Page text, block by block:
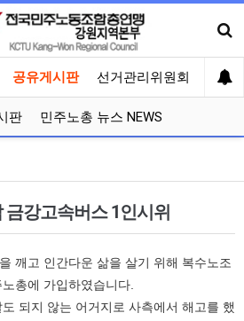
공유게시판 선거관리위원회
판 민주노총 뉴스 NEWS
강고속버스 1인시위
깨고 인간다운 삶을 살기 위해 복수노조
총에 가입하였습니다.
되지 않는 어거지로 사측에서 해고를 했